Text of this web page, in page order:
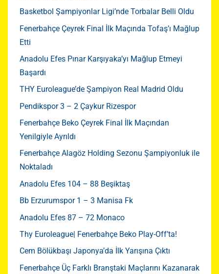
Basketbol Şampiyonlar Ligi’nde Torbalar Belli Oldu
Fenerbahçe Çeyrek Final İlk Maçında Tofaş’ı Mağlup
Etti
Anadolu Efes Pınar Karşıyaka’yı Mağlup Etmeyi
Başardı
THY Euroleague’de Şampiyon Real Madrid Oldu
Pendikspor 3 – 2 Çaykur Rizespor
Fenerbahçe Beko Çeyrek Final İlk Maçından
Yenilgiyle Ayrıldı
Fenerbahçe Alagöz Holding Sezonu Şampiyonluk ile
Noktaladı
Anadolu Efes 104 – 88 Beşiktaş
Bb Erzurumspor 1 – 3 Manisa Fk
Anadolu Efes 87 – 72 Monaco
Thy Euroleague| Fenerbahçe Beko Play-Off’ta!
Cem Bölükbaşı Japonya’da İlk Yarışına Çıktı
Fenerbahçe Üç Farklı Branştaki Maçlarını Kazanarak